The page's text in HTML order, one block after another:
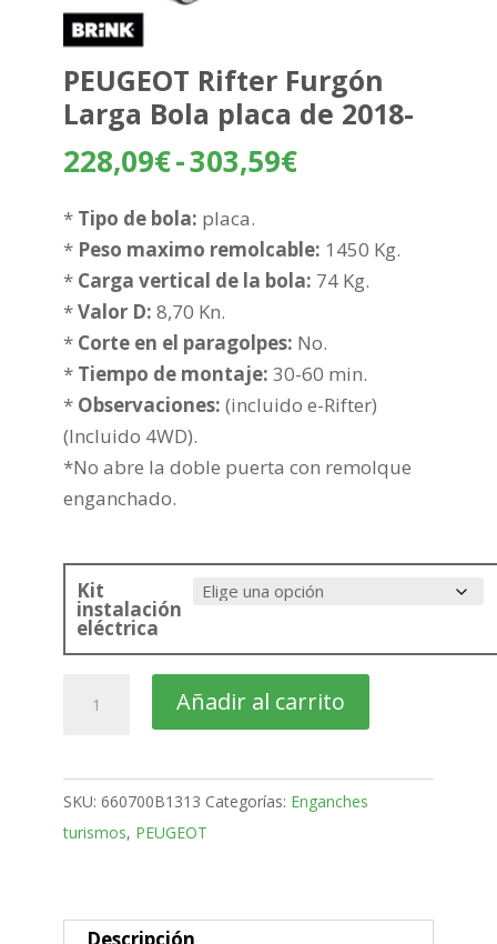
PEUGEOT Rifter Furgón
Larga Bola placa de 2018-
228,09€-303,59€Rango
desde
228,09€
303,59€
* Tipo de bola: placa.
* Peso maximo remolcable: 1450 Kg.
* Carga vertical de la bola: 74 Kg.
*Valor D: 8,70 Kn.
* Corte en el paragolpes: No.
* Tiempo de montaje: 30-60 min.
* Observaciones: (incluido e-Rifter)
(Incluido 4WD).
*No abre la doble puerta con remolque
enganchado.
Kit
instalación
eléctrica
Rifter
Larga
Bola
placa
cantidad
Añadir al carrito
SKU: 660700B1313 Categorías: Enganches
turismos, PEUGEOT